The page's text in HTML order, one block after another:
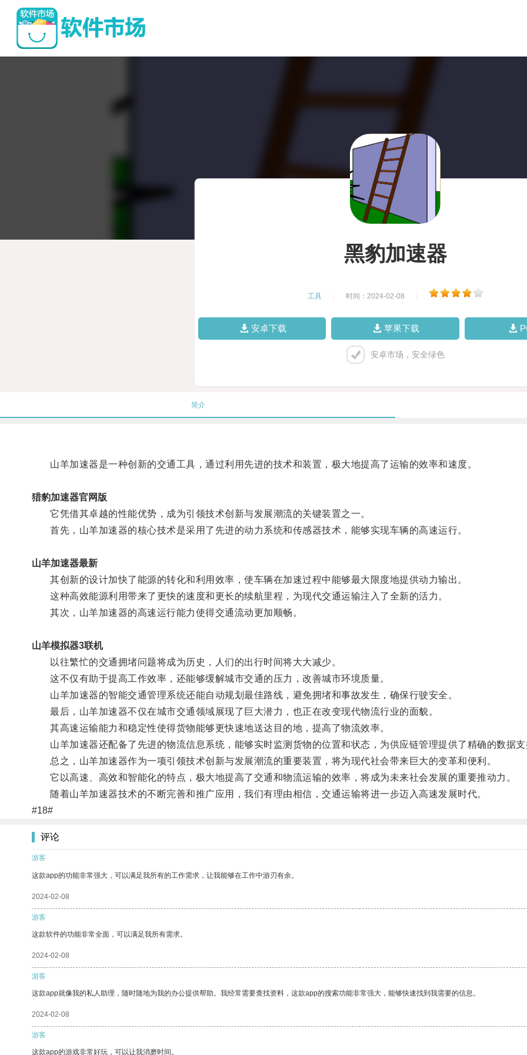
黑豹加速器
工具 时间：2024-02-08
安卓下载 苹果下载
安卓市场，安全绿色
简介
山羊加速器是一种创新的交通工具，通过利用先进的技术和装置，极大地提高了运输的效率和速度。
猎豹加速器官网版
它凭借其卓越的性能优势，成为引领技术创新与发展潮流的关键装置之一。
首先，山羊加速器的核心技术是采用了先进的动力系统和传感器技术，能够实现车辆的高速运行。
山羊加速器最新
其创新的设计加快了能源的转化和利用效率，使车辆在加速过程中能够最大限度地提供动力输出。
这种高效能源利用带来了更快的速度和更长的续航里程，为现代交通运输注入了全新的活力。
其次，山羊加速器的高速运行能力使得交通流动更加顺畅。
山羊模拟器3联机
以往繁忙的交通拥堵问题将成为历史，人们的出行时间将大大减少。
这不仅有助于提高工作效率，还能够缓解城市交通的压力，改善城市环境质量。
山羊加速器的智能交通管理系统还能自动规划最佳路线，避免拥堵和事故发生，确保行驶安全。
最后，山羊加速器不仅在城市交通领域展现了巨大潜力，也正在改变现代物流行业的面貌。
其高速运输能力和稳定性使得货物能够更快速地送达目的地，提高了物流效率。
山羊加速器还配备了先进的物流信息系统，能够实时监测货物的位置和状态，为供应链管理提供了精确的数据
总之，山羊加速器作为一项引领技术创新与发展潮流的重要装置，将为现代社会带来巨大的变革和便利。
它以高速、高效和智能化的特点，极大地提高了交通和物流运输的效率，将成为未来社会发展的重要推动力。
随着山羊加速器技术的不断完善和推广应用，我们有理由相信，交通运输将进一步迈入高速发展时代。
#18#
评论
游客
这款app的功能非常强大，可以满足我所有的工作需求，让我能够在工作中游刃有余。
2024-02-08
游客
这款软件的功能非常全面，可以满足我所有需求。
2024-02-08
游客
这款app就像我的私人助理，随时随地为我的办公提供帮助。我经常需要查找资料，这款app的搜索功能非常强大，能够快速找到我需要的信息。
2024-02-08
游客
这款app的游戏非常好玩，可以让我消磨时间。